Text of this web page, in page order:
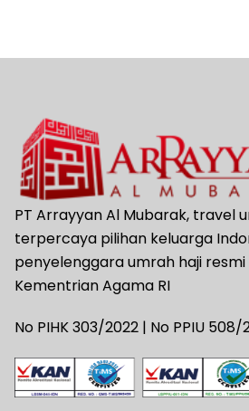
PT Arrayyan Al Mubarak, travel
terpercaya pilihan keluarga
penyelenggara umrah haji
Kementrian Agama RI
No PIHK 303/2022 | No PPIU 508/